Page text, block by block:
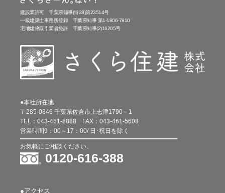
建設業許可 千葉県知事(特28)第23514号
一級建築士事務所登録 千葉県知事 第1-1806-7810
宅地建物取引業者免許 千葉県知事(2)16205号
●本社所在地
〒285-0846 千葉県佐倉市上志津1790－1
TEL： 043-461-8888 FAX： 043-461-5608
営業時間9：00～17：00/ 日･祝日を除く
お気軽にご相談ください。
0120-616-388
●アクセス